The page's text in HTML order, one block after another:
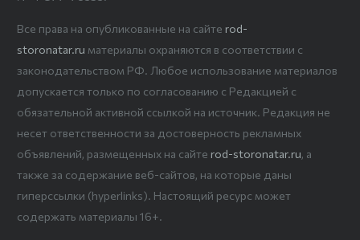
Все права на опубликованные на сайте rod-
storonatar.ru материалы охраняются в соответствии с
законодательством РФ. Любое использование материалов
допускается только по согласованию с Редакцией с
обязательной активной ссылкой на источник. Редакция не
несет ответственности за достоверность рекламных
объявлений, размещенных на сайте rod-storonatar.ru, а
также за содержание веб-сайтов, на которые даны
гиперссылки (hyperlinks). Настоящий ресурс может
содержать материалы 16+.